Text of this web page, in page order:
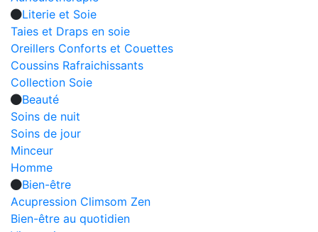
Literie et Soie
Taies et Draps en soie
Oreillers Conforts et Couettes
Coussins Rafraichissants
Collection Soie
Beauté
Soins de nuit
Soins de jour
Minceur
Homme
Bien-être
Acupression Climsom Zen
Bien-être au quotidien